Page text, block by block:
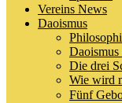
Vereins News
Daoismus
Daoismus
Die drei
Wie wird
Fünf